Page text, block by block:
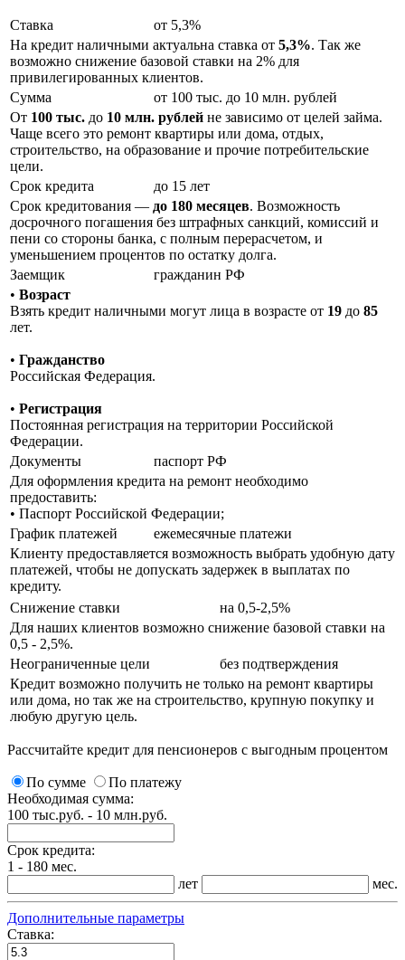
Ставка
от 5,3%
На кредит наличными актуальна ставка от 5,3%. Так же
возможно снижение базовой ставки на 2% для
привилегированных клиентов.
Сумма
от 100 тыс. до 10 млн. рублей
От 100 тыс. до 10 млн. рублей не зависимо от целей займа.
Чаще всего это ремонт квартиры или дома, отдых,
строительство, на образование и прочие потребительские
цели.
Срок кредита
до 15 лет
Срок кредитования — до 180 месяцев. Возможность
досрочного погашения без штрафных санкций, комиссий и
пени со стороны банка, с полным перерасчетом, и
уменьшением процентов по остатку долга.
Заемщик
гражданин РФ
• Возраст
Взять кредит наличными могут лица в возрасте от 19 до 85
лет.
• Гражданство
Российская Федерация.
• Регистрация
Постоянная регистрация на территории Российской
Федерации.
Документы
паспорт РФ
Для оформления кредита на ремонт необходимо
предоставить:
• Паспорт Российской Федерации;
График платежей
ежемесячные платежи
Клиенту предоставляется возможность выбрать удобную дату
платежей, чтобы не допускать задержек в выплатах по
кредиту.
Снижение ставки
на 0,5-2,5%
Для наших клиентов возможно снижение базовой ставки на
0,5 - 2,5%.
Неограниченные цели
без подтверждения
Кредит возможно получить не только на ремонт квартиры
или дома, но так же на строительство, крупную покупку и
любую другую цель.
Рассчитайте кредит для пенсионеров с выгодным процентом
По сумме
По платежу
Необходимая сумма:
100 тыс.руб. - 10 млн.руб.
Срок кредита:
1 - 180 мес.
лет
мес.
Дополнительные параметры
Ставка: